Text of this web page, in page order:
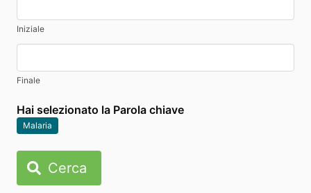
Iniziale
Finale
Hai selezionato la Parola chiave
Malaria
Cerca